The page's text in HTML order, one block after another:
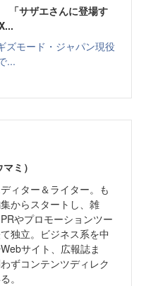
「サザエさんに登場す
ズモード・ジャパン現役
...
ミ）
ィター＆ライター。も
からスタートし、雑
やプロモーションツー
独立。ビジネス系を中
サイト、広報誌ま
ずコンテンツディレク
。